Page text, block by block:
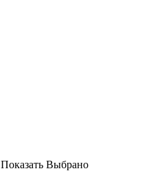
Показать Выбрано